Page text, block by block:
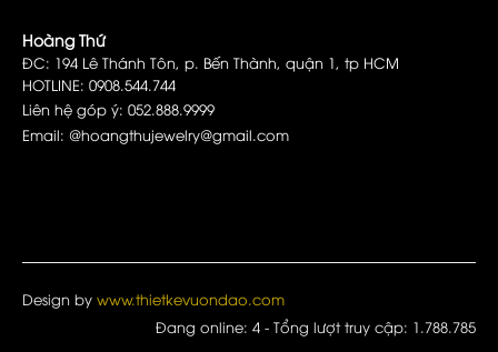
Hoàng Thứ
ĐC: 194 Lê Thánh Tôn, p. Bến Thành, quận 1, tp HCM
HOTLINE: 0908.544.744
Liên hệ góp ý: 052.888.9999
Email: @hoangthujewelry@gmail.com
Design by www.thietkevuondao.com
Đang online: 4 - Tổng lượt truy cập: 1.788.785